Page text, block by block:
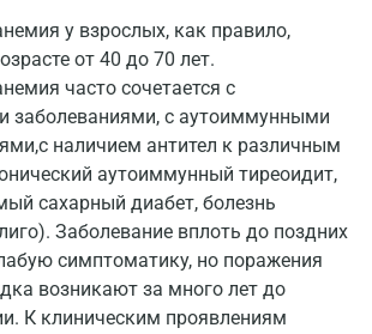
у взрослых, как правило,
от 40 до 70 лет.
часто сочетается с
заболеваниями, с аутоиммунными
наличием антител к различным
аутоиммунный тиреоидит,
сахарный диабет, болезнь
Заболевание вплоть до поздних
симптоматику, но поражения
возникают за много лет до
К клиническим проявлениям